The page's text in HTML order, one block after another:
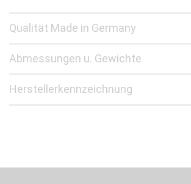
Qualität Made in Germany
Abmessungen u. Gewichte
Herstellerkennzeichnung